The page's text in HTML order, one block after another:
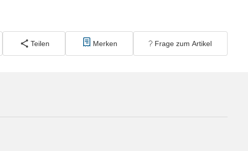
Teilen Merken Frage zum Artikel